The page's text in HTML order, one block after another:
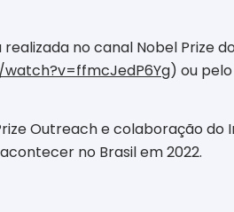
no canal Nobel Prize
) ou
Outreach e colaboração do
no Brasil em 2022.